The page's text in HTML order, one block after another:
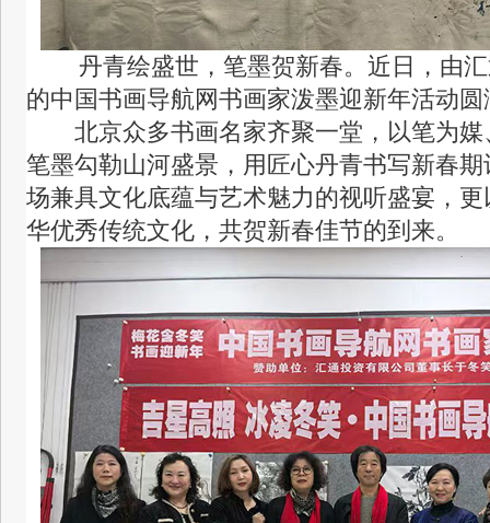
丹青绘盛世，笔墨贺新春。近日，由
的中国书画导航网书画家泼墨迎新年活动
北京众多书画名家齐聚一堂，以笔为媒
笔墨勾勒山河盛景，用匠心丹青书写新春
场兼具文化底蕴与艺术魅力的视听盛宴，
华优秀传统文化，共贺新春佳节的到来。